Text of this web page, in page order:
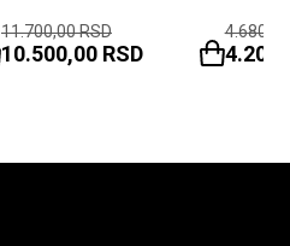
11.700,00RSD
10.500,00 RSD